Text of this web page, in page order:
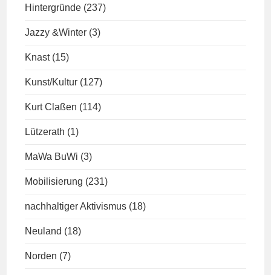
Hintergründe (237)
Jazzy &Winter (3)
Knast (15)
Kunst/Kultur (127)
Kurt Claßen (114)
Lützerath (1)
MaWa BuWi (3)
Mobilisierung (231)
nachhaltiger Aktivismus (18)
Neuland (18)
Norden (7)